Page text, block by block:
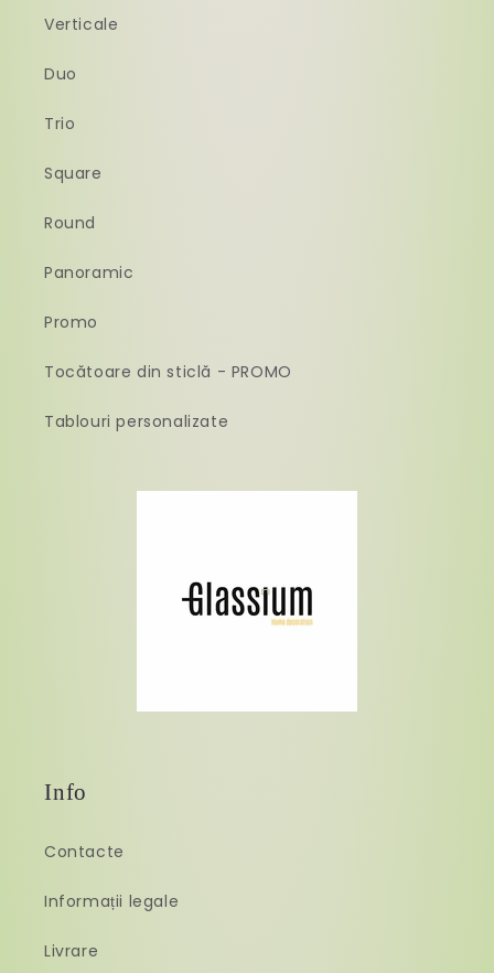
Verticale
Duo
Trio
Square
Round
Panoramic
Promo
Tocătoare din sticlă - PROMO
Tablouri personalizate
Info
Contacte
Informații legale
Livrare